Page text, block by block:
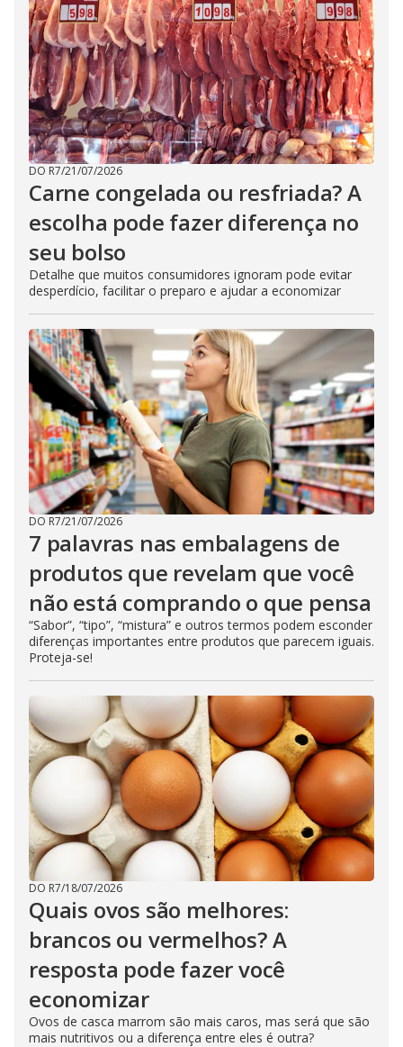
DO R7/21/07/2026
Carne congelada ou resfriada? A
escolha pode fazer diferença no
seu bolso
Detalhe que muitos consumidores ignoram pode evitar
desperdício, facilitar o preparo e ajudar a economizar
DO R7/21/07/2026
7 palavras nas embalagens de
produtos que revelam que você
não está comprando o que pensa
“Sabor”, “tipo”, “mistura” e outros termos podem esconder
diferenças importantes entre produtos que parecem iguais.
Proteja-se!
DO R7/18/07/2026
Quais ovos são melhores:
brancos ou vermelhos? A
resposta pode fazer você
economizar
Ovos de casca marrom são mais caros, mas será que são
mais nutritivos ou a diferença entre eles é outra?